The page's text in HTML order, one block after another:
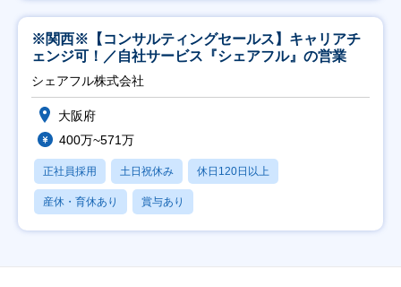
※関西※【コンサルティングセールス】キャリアチ
ェンジ可！／自社サービス『シェアフル』の営業
シェアフル株式会社
大阪府
400万~571万
正社員採用 土日祝休み 休日120日以上
産休・育休あり 賞与あり